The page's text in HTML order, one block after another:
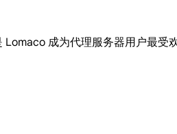
成为代理服务器用户最受